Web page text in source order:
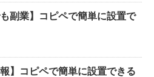
も副業】コピペで簡単に設置で
報】コピペで簡単に設置できる